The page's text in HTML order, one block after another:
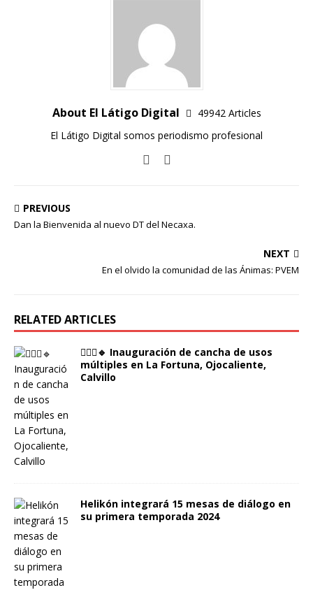
About El Látigo Digital
49942 Articles
El Látigo Digital somos periodismo profesional
PREVIOUS
Dan la Bienvenida al nuevo DT del Necaxa.
NEXT
En el olvido la comunidad de las Ánimas: PVEM
RELATED ARTICLES
🙋🏻‍♂️🔹 Inauguración de cancha de usos
múltiples en La Fortuna, Ojocaliente,
Calvillo
Helikón integrará 15 mesas de diálogo en
su primera temporada 2024